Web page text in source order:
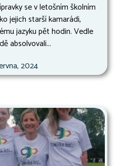
se v letošním školním
jejich starší kamarádi,
jazyku pět hodin. Vedle
absolvovali...
2024